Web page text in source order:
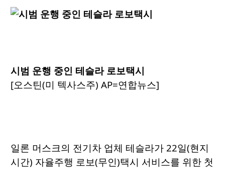
시범 운행 중인 테슬라 로보택시
[오스틴(미 텍사스주) AP=연합뉴스]
일론 머스크의 전기차 업체 테슬라가 22일(현지
시간) 자율주행 로보(무인)택시 서비스를 위한 첫